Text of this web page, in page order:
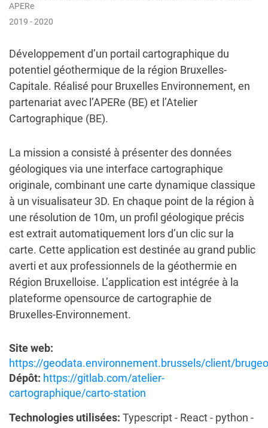
APERe
2019 - 2020
Développement d’un portail cartographique du
potentiel géothermique de la région Bruxelles-
Capitale. Réalisé pour Bruxelles Environnement, en
partenariat avec l’APERe (BE) et l’Atelier
Cartographique (BE).
La mission a consisté à présenter des données
géologiques via une interface cartographique
originale, combinant une carte dynamique classique
à un visualisateur 3D. En chaque point de la région à
une résolution de 10m, un profil géologique précis
est extrait automatiquement lors d’un clic sur la
carte. Cette application est destinée au grand public
averti et aux professionnels de la géothermie en
Région Bruxelloise. L’application est intégrée à la
plateforme opensource de cartographie de
Bruxelles-Environnement.
Site web:
https://geodata.environnement.brussels/client/
Dépôt: https://gitlab.com/atelier-
cartographique/carto-station
Technologies utilisées: Typescript - React - python -